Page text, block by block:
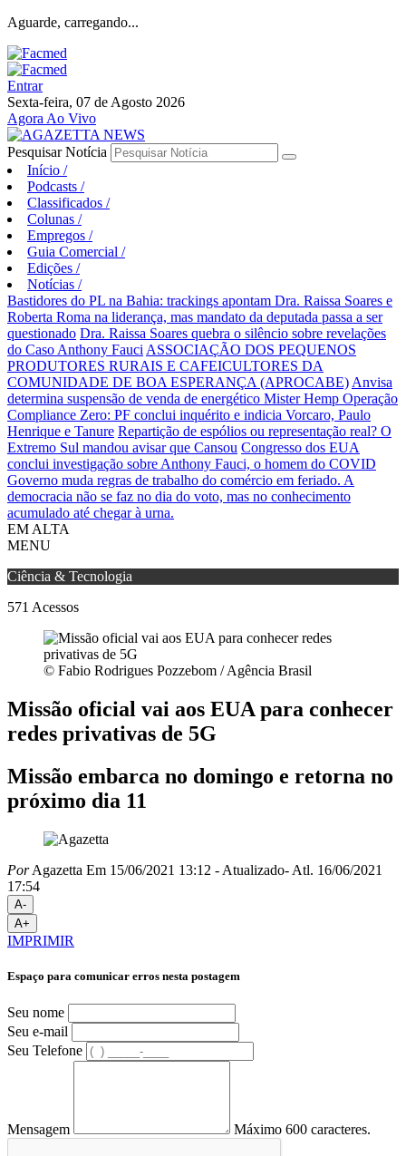
Aguarde, carregando...
Entrar
Sexta-feira, 07 de Agosto 2026
Agora Ao Vivo
Pesquisar Notícia
Início /
Podcasts /
Classificados /
Colunas /
Empregos /
Guia Comercial /
Edições /
Notícias /
Bastidores do PL na Bahia: trackings apontam Dra. Raissa Soares e
Roberta Roma na liderança, mas mandato da deputada passa a ser
questionado Dra. Raissa Soares quebra o silêncio sobre revelações
do Caso Anthony Fauci ASSOCIAÇÃO DOS PEQUENOS
PRODUTORES RURAIS E CAFEICULTORES DA
COMUNIDADE DE BOA ESPERANÇA (APROCABE) Anvisa
determina suspensão de venda de energético Mister Hemp Operação
Compliance Zero: PF conclui inquérito e indicia Vorcaro, Paulo
Henrique e Tanure Repartição de espólios ou representação real? O
Extremo Sul mandou avisar que Cansou Congresso dos EUA
conclui investigação sobre Anthony Fauci, o homem do COVID
Governo muda regras de trabalho do comércio em feriado. A
democracia não se faz no dia do voto, mas no conhecimento
acumulado até chegar à urna.
EM ALTA
MENU
Ciência & Tecnologia
571 Acessos
© Fabio Rodrigues Pozzebom / Agência Brasil
Missão oficial vai aos EUA para conhecer
redes privativas de 5G
Missão embarca no domingo e retorna no
próximo dia 11
PorAgazetta Em 15/06/2021 13:12 - Atualizado- Atl. 16/06/2021
17:54
A-
A+
IMPRIMIR
Espaço para comunicar erros nesta postagem
Seu nome
Seu e-mail
Seu Telefone
Mensagem Máximo 600 caracteres.